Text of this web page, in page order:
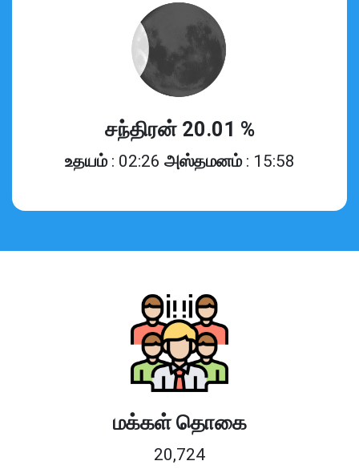
சந்திரன் 20.01 %
உதயம் : 02:26 அஸ்தமனம் : 15:58
மக்கள் தொகை
20,724